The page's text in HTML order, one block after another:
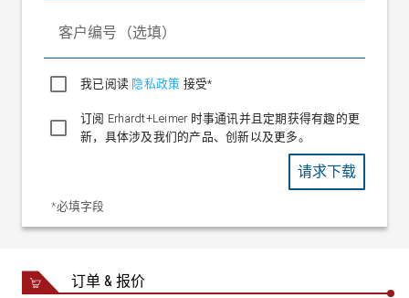
客户编号（选填）
我已阅读 隐私政策 接受*
订阅 Erhardt+Leimer 时事通讯并且定期获得有趣的更
新，具体涉及我们的产品、创新以及更多。
*必填字段
请求下载
订单 & 报价